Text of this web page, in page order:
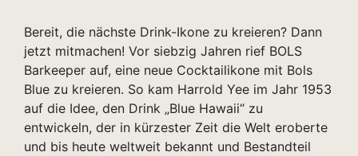
Bereit, die nächste Drink-Ikone zu kreieren? Dann
jetzt mitmachen! Vor siebzig Jahren rief BOLS
Barkeeper auf, eine neue Cocktailikone mit Bols
Blue zu kreieren. So kam Harrold Yee im Jahr 1953
auf die Idee, den Drink „Blue Hawaii“ zu
entwickeln, der in kürzester Zeit die Welt eroberte
und bis heute weltweit bekannt und Bestandteil